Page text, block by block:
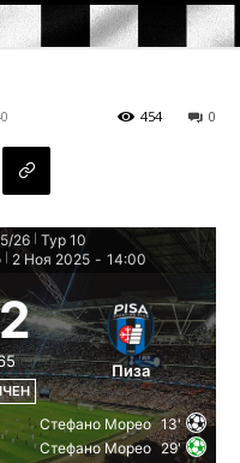
0
454
26
Тур 10
2 Ноя 2025 - 14:00
2
Пиза
Стефано Морео 13'
Стефано Морео 29'